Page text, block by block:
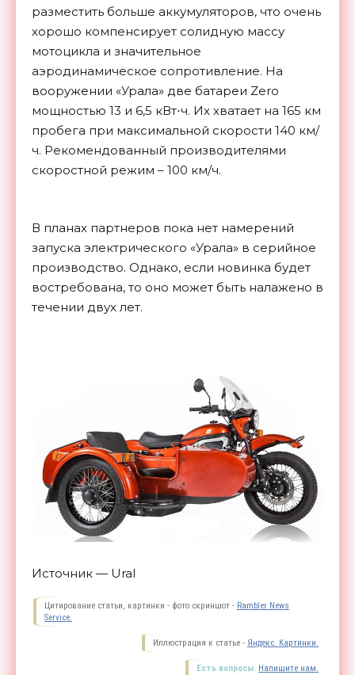
разместить больше аккумуляторов, что очень
хорошо компенсирует солидную массу
мотоцикла и значительное
аэродинамическое сопротивление. На
вооружении «Урала» две батареи Zero
мощностью 13 и 6,5 кВт⋅ч. Их хватает на 165 км
пробега при максимальной скорости 140 км/
ч. Рекомендованный производителями
скоростной режим – 100 км/ч.
В планах партнеров пока нет намерений
запуска электрического «Урала» в серийное
производство. Однако, если новинка будет
востребована, то оно может быть налажено в
течении двух лет.
Источник — Ural
Цитирование статьи, картинки - фото скриншот - Rambler News
Service.
Иллюстрация к статье - Яндекс. Картинки.
Есть вопросы. Напишите нам.